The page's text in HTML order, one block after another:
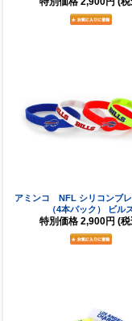
アミンコ NFL シリコンブレ
（4本パック） ビル
特別価格 2,900円 (税